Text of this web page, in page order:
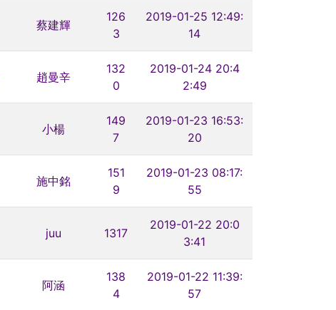
蔡建輝
126
3
2019-01-25 12:49:
14
趙曼辛
132
0
2019-01-24 20:4
2:49
小楊
149
7
2019-01-23 16:53:
20
施中銘
151
9
2019-01-23 08:17:
55
juu 1317
2019-01-22 20:0
3:41
阿涵
138
4
2019-01-22 11:39:
57